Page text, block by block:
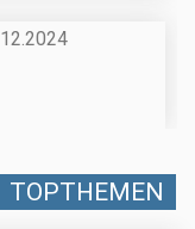
TOPTHEMEN